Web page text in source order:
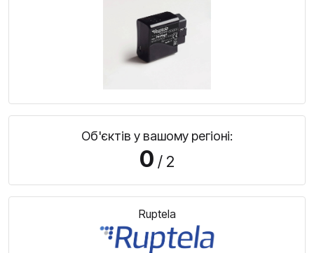
Об'єктів у вашому регіоні:
0 / 2
Ruptela